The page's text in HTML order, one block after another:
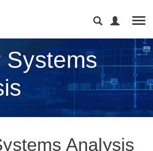
Systems
Analysis